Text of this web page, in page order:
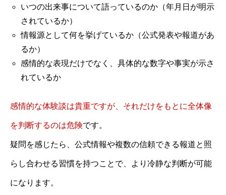
いつの出来事について語っているのか（年月日が明示
されているか）
情報源として何を挙げているか（公式発表や報道があ
るか）
感情的な表現だけでなく、具体的な数字や事実が示さ
れているか
感情的な体験談は貴重ですが、それだけをもとに全体像
を判断するのは危険です。
疑問を感じたら、公式情報や複数の信頼できる報道と照
らし合わせる習慣を持つことで、より冷静な判断が可能
になります。